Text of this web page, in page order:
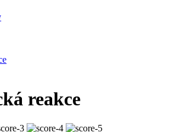
reakce